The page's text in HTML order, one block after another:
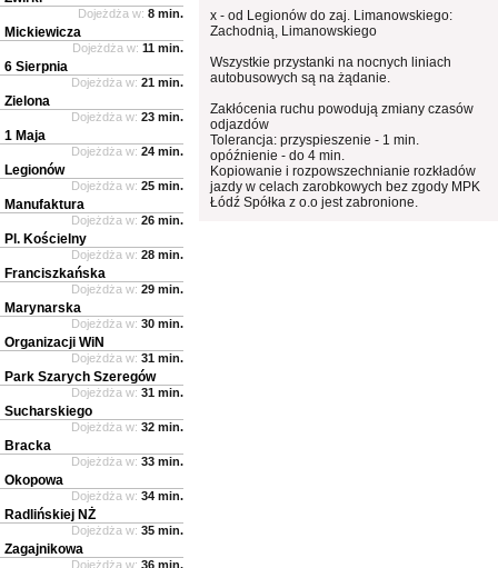
x - od Legionów do zaj. Limanowskiego:
Zachodnią, Limanowskiego
Wszystkie przystanki na nocnych liniach
autobusowych są na żądanie.
Zakłócenia ruchu powodują zmiany czasów
odjazdów
Tolerancja: przyspieszenie - 1 min.
opóźnienie - do 4 min.
Kopiowanie i rozpowszechnianie rozkładów
jazdy w celach zarobkowych bez zgody MPK
Łódź Spółka z o.o jest zabronione.
Dojeżdża w: 8 min.
Mickiewicza
Dojeżdża w: 11 min.
6 Sierpnia
Dojeżdża w: 21 min.
Zielona
Dojeżdża w: 23 min.
1 Maja
Dojeżdża w: 24 min.
Legionów
Dojeżdża w: 25 min.
Manufaktura
Dojeżdża w: 26 min.
Pl. Kościelny
Dojeżdża w: 28 min.
Franciszkańska
Dojeżdża w: 29 min.
Marynarska
Dojeżdża w: 30 min.
Organizacji WiN
Dojeżdża w: 31 min.
Park Szarych Szeregów
Dojeżdża w: 31 min.
Sucharskiego
Dojeżdża w: 32 min.
Bracka
Dojeżdża w: 33 min.
Okopowa
Dojeżdża w: 34 min.
Radlińskiej NŻ
Dojeżdża w: 35 min.
Zagajnikowa
Dojeżdża w: 36 min.